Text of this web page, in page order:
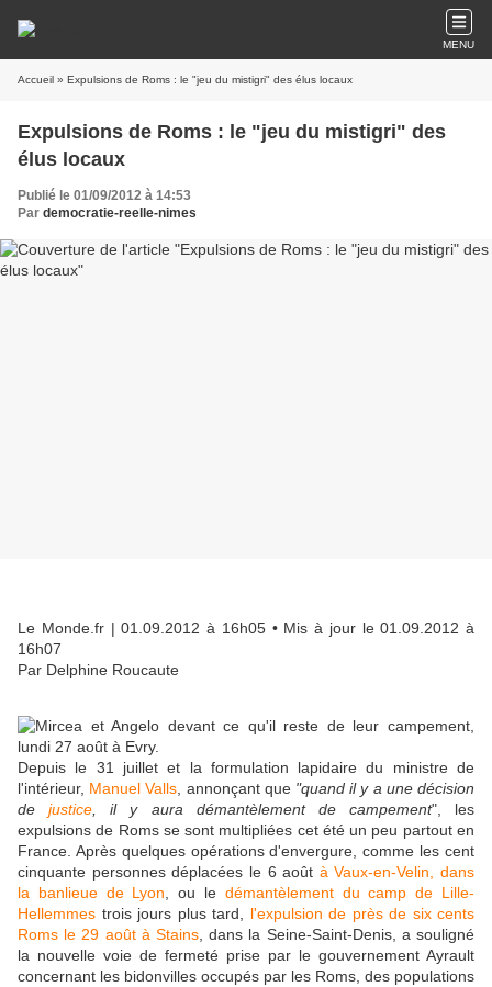
MENU
Accueil » Expulsions de Roms : le "jeu du mistigri" des élus locaux
Expulsions de Roms : le "jeu du mistigri" des
élus locaux
Publié le 01/09/2012 à 14:53
Par democratie-reelle-nimes
Le Monde.fr| 01.09.2012 à 16h05 • Mis à jour le 01.09.2012 à
16h07
Par Delphine Roucaute
Depuis le 31 juillet et la formulation lapidaire du ministre de
l'intérieur, Manuel Valls , annonçant que "quand il y a une décision
dejustice , il y aura démantèlement de campement", les
expulsions de Roms se sont multipliées cet été un peu partout en
France. Après quelques opérations d'envergure, comme les cent
cinquante personnes déplacées le 6 août à Vaux-en-Velin, dans
la banlieue de Lyon , ou le démantèlement du camp de Lille-
Hellemmes trois jours plus tard, l'expulsion de près de six cents
Roms le 29 août à Stains , dans la Seine-Saint-Denis, a souligné
la nouvelle voie de fermeté prise par le gouvernement Ayrault
concernant les bidonvilles occupés par les Roms, des populations